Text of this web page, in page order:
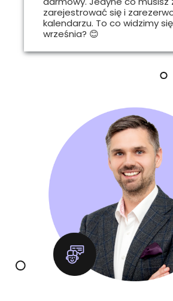
zarejestrować się i
kalendarzu. To co widzimy
września? 😊